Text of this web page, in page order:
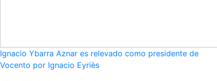
Ignacio Ybarra Aznar es relevado como presidente de
Vocento por Ignacio Eyriès